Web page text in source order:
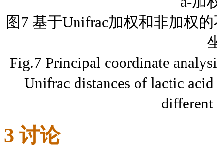
图7 基于Unifrac加权和非加权
Fig.7 Principal coordinate
Unifrac distances of lactic
different
3 讨论